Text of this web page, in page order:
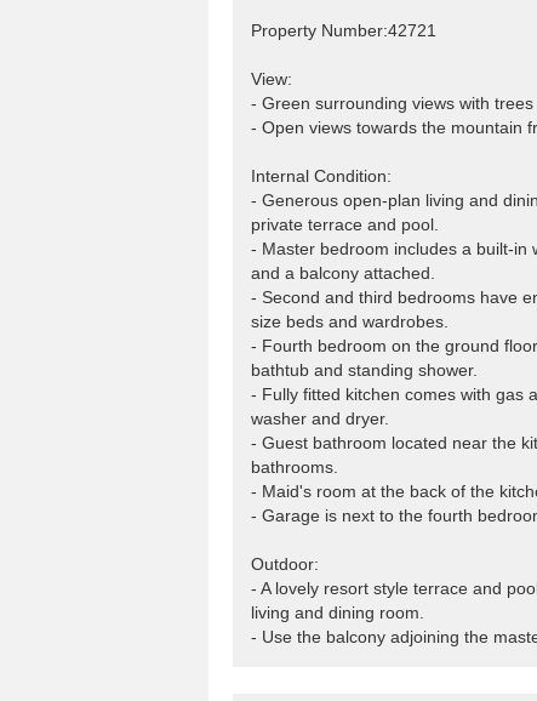
Property Number:42721
View:
- Green surrounding views with trees
- Open views towards the mountain
Internal Condition:
- Generous open-plan living and
private terrace and pool.
- Master bedroom includes a built-in
and a balcony attached.
- Second and third bedrooms have
size beds and wardrobes.
- Fourth bedroom on the ground
bathtub and standing shower.
- Fully fitted kitchen comes with gas
washer and dryer.
- Guest bathroom located near the
bathrooms.
- Maid's room at the back of the
- Garage is next to the fourth
Outdoor:
- A lovely resort style terrace and
living and dining room.
- Use the balcony adjoining the